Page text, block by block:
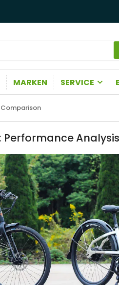
MARKEN SERVICE
Comparison
Performance